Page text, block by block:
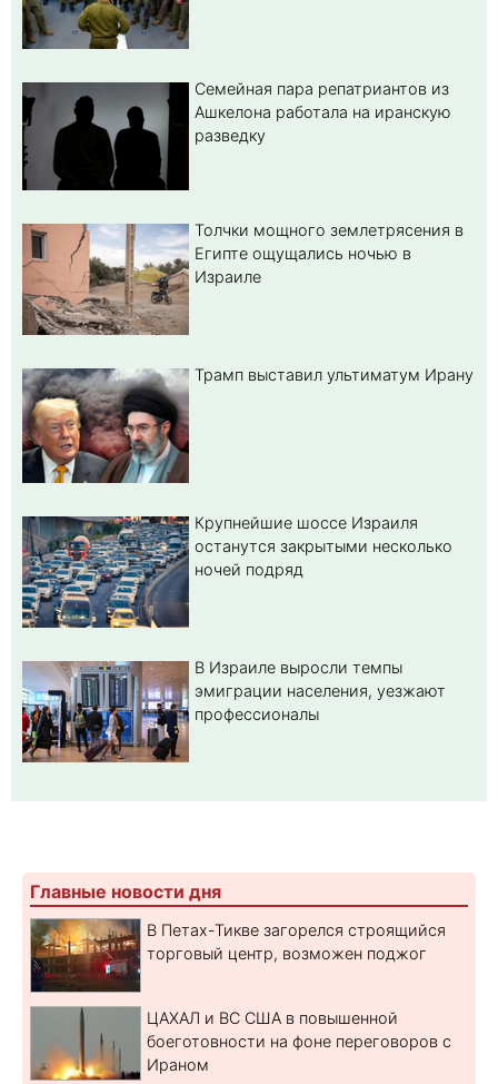
Семейная пара репатриантов из
Ашкелона работала на иранскую
разведку
Толчки мощного землетрясения в
Египте ощущались ночью в
Израиле
Трамп выставил ультиматум Ирану
Крупнейшие шоссе Израиля
останутся закрытыми несколько
ночей подряд
В Израиле выросли темпы
эмиграции населения, уезжают
профессионалы
Главные новости дня
В Петах-Тикве загорелся строящийся
торговый центр, возможен поджог
ЦАХАЛ и ВС США в повышенной
боеготовности на фоне переговоров с
Ираном